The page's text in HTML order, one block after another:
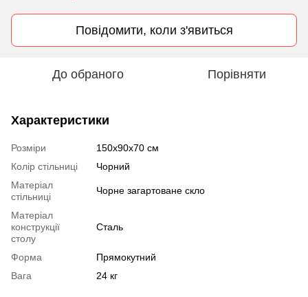
Повідомити, коли з'явиться
До обраного Порівняти
Характеристики
Розміри
150x90x70 см
Колір стільниці
Чорний
Матеріал
стільниці
Чорне загартоване скло
Матеріал
конструкції
столу
Сталь
Форма
Прямокутний
Вага
24 кг